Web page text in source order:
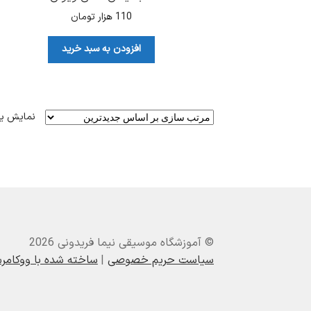
110 هزار تومان
افزودن به سبد خرید
نمایش
© آموزشگاه موسیقی نیما فریدونی 2026
سیاست حریم خصوصی ساخته شده با